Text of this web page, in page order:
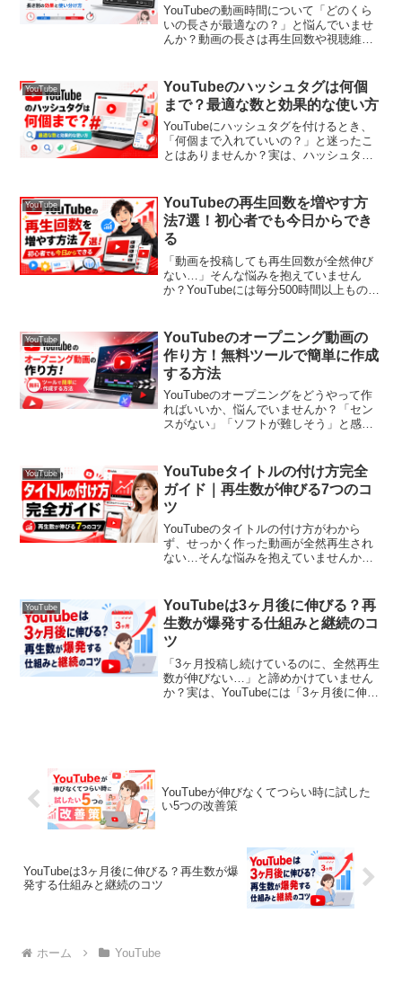
YouTubeの動画時間について「どのくら
いの長さが最適なの？」と悩んでいませ
んか？動画の長さは再生回数や視聴維持
的別・ジャンル別に詳しく解説していき
ます。ぜひ最...
YouTube
YouTubeのハッシュタグは何個
まで？最適な数と効果的な使い方
YouTubeにハッシュタグを付けるとき、
「何個まで入れていいの？」と迷ったこ
とはありませんか？実は、ハッシュタグ
記事では、YouTubeのハッシュタグの上
限や効果的な...
YouTube
YouTubeの再生回数を増やす方
法7選！初心者でも今日からでき
る
「動画を投稿しても再生回数が全然伸び
ない…」そんな悩みを抱えていません
か？YouTubeには毎分500時間以上もの動
す。しかし、正しい方法を知って実践す
れば、着実に再生...
YouTube
YouTubeのオープニング動画の
作り方！無料ツールで簡単に作成
する方法
YouTubeのオープニングをどうやって作
ればいいか、悩んでいませんか？「セン
スがない」「ソフトが難しそう」と感じ
者でも簡単に作れるツールや方法がたく
さんあります。この...
YouTube
YouTubeタイトルの付け方完全
ガイド｜再生数が伸びる7つのコ
ツ
YouTubeのタイトルの付け方がわから
ず、せっかく作った動画が全然再生され
ない…そんな悩みを抱えていませんか？
クリックされるタイトルの法則から具体
的なテクニックまで、...
YouTube
YouTubeは3ヶ月後に伸びる？再
生数が爆発する仕組みと継続のコ
ツ
「3ヶ月投稿し続けているのに、全然再生
数が伸びない…」と諦めかけていません
か？実は、YouTubeには「3ヶ月後に伸び
YouTubeが伸びなくてつらい時に試した
い5つの改善策
YouTubeは3ヶ月後に伸びる？再生数が爆
発する仕組みと継続のコツ
ホーム YouTube